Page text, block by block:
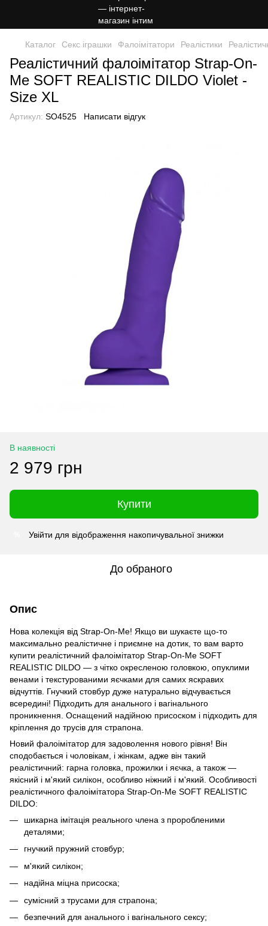
Каталог Секс іграшки Фалоімітатори Реалістики
Реалістичний фалоімітатор Strap-On-
Me SOFT REALISTIC DILDO Violet -
Size XL
Артикул: SO4525 Написати відгук
В наявності
2 979 грн
Купити
Увійти для відображення накопичувальної знижки
До обраного
Опис
Нова колекція від Strap-On-Me! Якщо ви шукаєте що-то
максимально реалістичне і приємне на дотик, то вам варто
купити реалістичний фалоімітатор Strap-On-Me SOFT
REALISTIC DILDO — з чітко окресленою головкою, опуклими
венами і текстурованими яєчками для самих яскравих
відчуттів. Гнучкий стовбур дуже натурально відчувається
всередині! Підходить для анального і вагінального
проникнення. Оснащений надійною присоском і підходить для
кріплення до трусів для страпона.
Новий фалоімітатор для задоволення нового рівня! Він
сподобається і чоловікам, і жінкам, адже він такий
реалістичний: гарна головка, прожилки і яєчка, а також —
якісний і м'який силікон, особливо ніжний і м'який. Особливості
реалістичного фалоімітатора Strap-On-Me SOFT REALISTIC
DILDO:
шикарна імітація реального члена з проробленими
деталями;
гнучкий пружний стовбур;
м'який силікон;
надійна міцна присоска;
сумісний з трусами для страпона;
безпечний для анального і вагінального сексу;